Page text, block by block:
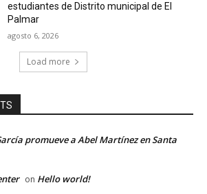
estudiantes de Distrito municipal de El
Palmar
agosto 6, 2026
Load more
promueve a Abel Martínez en Santa
on Hello world!